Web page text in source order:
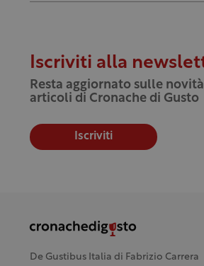
Iscriviti alla
Resta aggiornato sulle
articoli di Cronache di Gusto
Iscriviti
De Gustibus Italia di Fabrizio Carrera